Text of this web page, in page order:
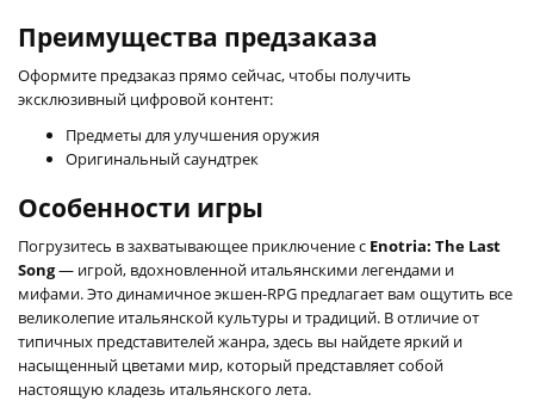
Преимущества предзаказа
Оформите предзаказ прямо сейчас, чтобы получить
эксклюзивный цифровой контент:
Предметы для улучшения оружия
Оригинальный саундтрек
Особенности игры
Погрузитесь в захватывающее приключение с Enotria: The Last
Song— игрой, вдохновленной итальянскими легендами и
мифами. Это динамичное экшен-RPG предлагает вам ощутить все
великолепие итальянской культуры и традиций. В отличие от
типичных представителей жанра, здесь вы найдете яркий и
насыщенный цветами мир, который представляет собой
настоящую кладезь итальянского лета.